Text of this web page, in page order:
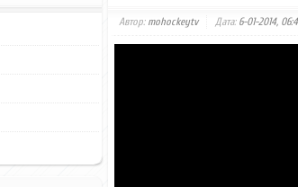
Автор: mohockeytv Дата:6-01-2014,